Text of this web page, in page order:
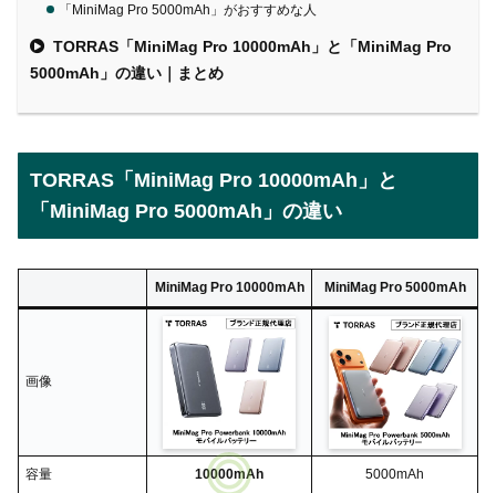
「MiniMag Pro 5000mAh」がおすすめな人
TORRAS「MiniMag Pro 10000mAh」と「MiniMag Pro
5000mAh」の違い｜まとめ
TORRAS「MiniMag Pro 10000mAh」と
「MiniMag Pro 5000mAh」の違い
MiniMag Pro 10000mAh MiniMag Pro 5000mAh
画像
容量 10000mAh 5000mAh